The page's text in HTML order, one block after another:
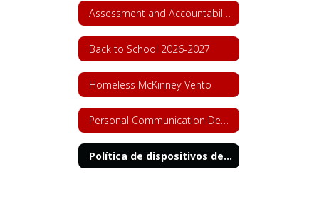
Back to School 2026-2027
Homeless McKinney Vento
Política de dispositivos de comunicación personal (HB 1481)